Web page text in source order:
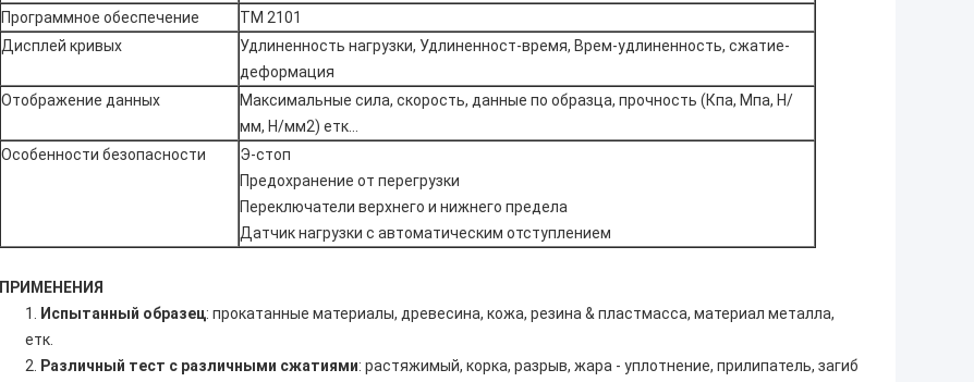
Программное обеспечение
ТМ 2101
Дисплей кривых
Удлиненность нагрузки, Удлиненност-время, Врем-удлиненность, сжатие-
деформация
Отображение данных
Максимальные сила, скорость, данные по образца, прочность (Кпа, Мпа, Н/
мм, Н/мм2) етк…
Особенности безопасности
Э-стоп
Предохранение от перегрузки
Переключатели верхнего и нижнего предела
Датчик нагрузки с автоматическим отступлением
ПРИМЕНЕНИЯ
1. Испытанный образец: прокатанные материалы, древесина, кожа, резина & пластмасса, материал металла,
етк.
2. Различный тест с различными сжатиями: растяжимый, корка, разрыв, жара - уплотнение, прилипатель, загиб